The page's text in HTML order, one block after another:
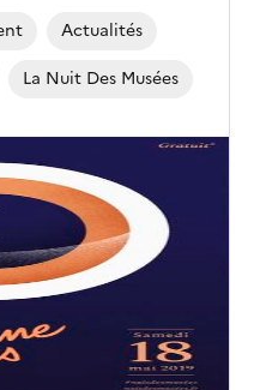
Actualités
La Nuit Des Musées